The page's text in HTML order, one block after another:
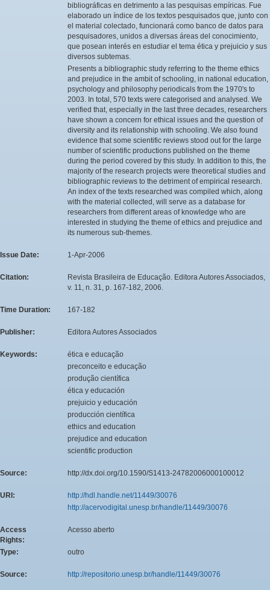
bibliográficas en detrimento a las pesquisas empíricas. Fue
elaborado un índice de los textos pesquisados que, junto con
el material colectado, funcionará como banco de datos para
pesquisadores, unidos a diversas áreas del conocimiento,
que posean interés en estudiar el tema ética y prejuicio y sus
diversos subtemas.
Presents a bibliographic study referring to the theme ethics
and prejudice in the ambit of schooling, in national education,
psychology and philosophy periodicals from the 1970's to
2003. In total, 570 texts were categorised and analysed. We
verified that, especially in the last three decades, researchers
have shown a concern for ethical issues and the question of
diversity and its relationship with schooling. We also found
evidence that some scientific reviews stood out for the large
number of scientific productions published on the theme
during the period covered by this study. In addition to this, the
majority of the research projects were theoretical studies and
bibliographic reviews to the detriment of empirical research.
An index of the texts researched was compiled which, along
with the material collected, will serve as a database for
researchers from different areas of knowledge who are
interested in studying the theme of ethics and prejudice and
its numerous sub-themes.
Issue Date: 1-Apr-2006
Citation:
Revista Brasileira de Educação. Editora Autores Associados,
v. 11, n. 31, p. 167-182, 2006.
Time Duration: 167-182
Publisher: Editora Autores Associados
Keywords:
ética e educação
preconceito e educação
produção científica
ética y educación
prejuicio y educación
producción científica
ethics and education
prejudice and education
scientific production
Source: http://dx.doi.org/10.1590/S1413-24782006000100012
URI:
http://hdl.handle.net/11449/30076
http://acervodigital.unesp.br/handle/11449/30076
Access
Rights:
Acesso aberto
Type: outro
Source: http://repositorio.unesp.br/handle/11449/30076